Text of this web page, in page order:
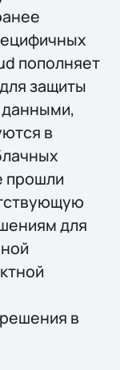
пополняет
защиты
в
прошли
для
в